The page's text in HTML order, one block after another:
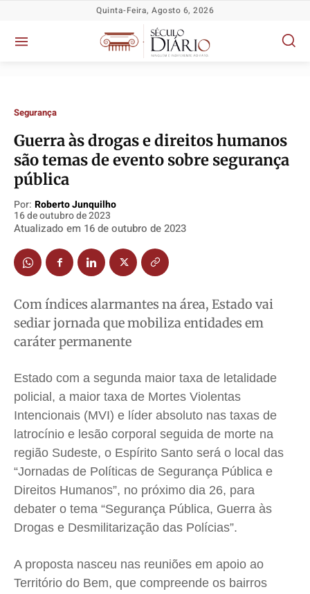
Política
Socioeconômicas
TV Século
Educação
Meio Ambiente
Saúde
Cidades
Economia
Cultura
Colunas
Caetano Roque
Gustavo Bastos
Jr Mignone (in memorian)
Publicidade Legal
Anuncie
Política
Socioeconômicas
TV Século
Educação
Meio Ambiente
Saúde
Cidades
Economia
Cultura
Colunas
Caetano Roque
Gustavo Bastos
Jr Mignone (in memorian)
Publicidade Legal
Anuncie
Política
Socioeconômicas
TV Século
Educação
Meio Ambiente
Saúde
Cidades
Economia
Cultura
Colunas
Caetano Roque
Gustavo Bastos
Jr Mignone (in memorian)
Publicidade Legal
Anuncie
Política
Socioeconômicas
TV Século
Educação
Meio Ambiente
Saúde
Cidades
Economia
Cultura
Colunas
Caetano Roque
Gustavo Bastos
Jr Mignone (in memorian)
Publicidade Legal
Anuncie
Quinta-Feira, Agosto 6, 2026
Segurança
Guerra às drogas e direitos humanos
são temas de evento sobre segurança
pública
Por: Roberto Junquilho
16 de outubro de 2023
Atualizado em 16 de outubro de 2023
Com índices alarmantes na área, Estado vai
sediar jornada que mobiliza entidades em
caráter permanente
Estado com a segunda maior taxa de letalidade
policial, a maior taxa de Mortes Violentas
Intencionais (MVI) e líder absoluto nas taxas de
latrocínio e lesão corporal seguida de morte na
região Sudeste, o Espírito Santo será o local das
“Jornadas de Políticas de Segurança Pública e
Direitos Humanos”, no próximo dia 26, para
debater o tema “Segurança Pública, Guerra às
Drogas e Desmilitarização das Polícias”.
A proposta nasceu nas reuniões em apoio ao
Território do Bem, que compreende os bairros